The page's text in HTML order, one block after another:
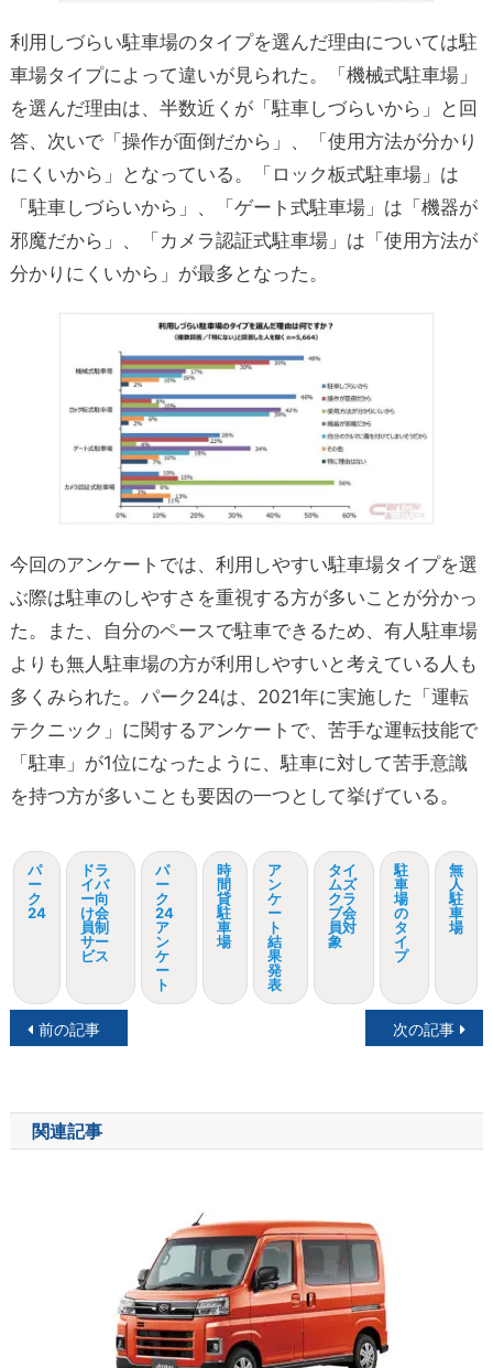
利用しづらい駐車場のタイプを選んだ理由については駐
車場タイプによって違いが見られた。「機械式駐車場」
を選んだ理由は、半数近くが「駐車しづらいから」と回
答、次いで「操作が面倒だから」、「使用方法が分かり
にくいから」となっている。「ロック板式駐車場」は
「駐車しづらいから」、「ゲート式駐車場」は「機器が
邪魔だから」、「カメラ認証式駐車場」は「使用方法が
分かりにくいから」が最多となった。
今回のアンケートでは、利用しやすい駐車場タイプを選
ぶ際は駐車のしやすさを重視する方が多いことが分かっ
た。また、自分のペースで駐車できるため、有人駐車場
よりも無人駐車場の方が利用しやすいと考えている人も
多くみられた。パーク24は、2021年に実施した「運転
テクニック」に関するアンケートで、苦手な運転技能で
「駐車」が1位になったように、駐車に対して苦手意識
を持つ方が多いことも要因の一つとして挙げている。
パ
ー
ク
24
ドラ
イバ
ー向
け会
員制
サー
ビス
パ
ー
ク
24
ア
ン
ケ
ー
ト
時
間
貸
駐
車
場
ア
ン
ケ
ー
ト
結
果
発
表
タイ
ムズ
クラ
ブ会
員対
象
駐
車
場
の
タ
イ
プ
無
人
駐
車
場
投
ナ
ビ
前の記事 次の記事
関連記事